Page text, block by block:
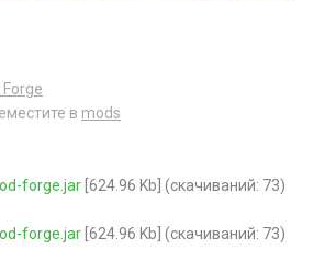
в mods
forge.jar [624.96 Kb] (cкачиваний: 73)
forge.jar [624.96 Kb] (cкачиваний: 73)